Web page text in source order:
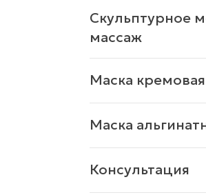
Скульптурное
массаж
Маска
Маска
Консультация